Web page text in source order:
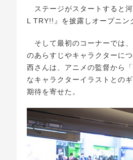
ステージがスタートすると
L TRY!!』を披露しオープニン
そして最初のコーナーでは
のあらすじやキャラクターに
西さんは、アニメの監督から
なキャラクターイラストとの
期待を寄せた。